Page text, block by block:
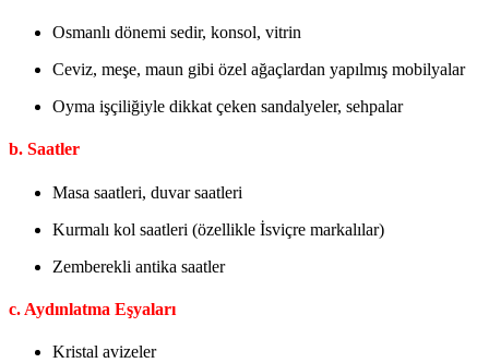
Osmanlı dönemi sedir, konsol, vitrin
Ceviz, meşe, maun gibi özel ağaçlardan yapılmış mobilyalar
Oyma işçiliğiyle dikkat çeken sandalyeler, sehpalar
b. Saatler
Masa saatleri, duvar saatleri
Kurmalı kol saatleri (özellikle İsviçre markalılar)
Zemberekli antika saatler
c. Aydınlatma Eşyaları
Kristal avizeler